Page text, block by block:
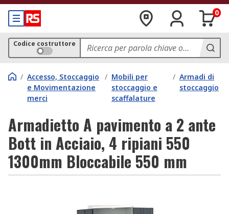
0
Codice costruttore
/ Accesso, Stoccaggio
e Movimentazione
merci
/ Mobili per
stoccaggio e
scaffalature
/ Armadi di
stoccaggio
Armadietto A pavimento a 2 ante
Bott in Acciaio, 4 ripiani 550
1300mm Bloccabile 550 mm